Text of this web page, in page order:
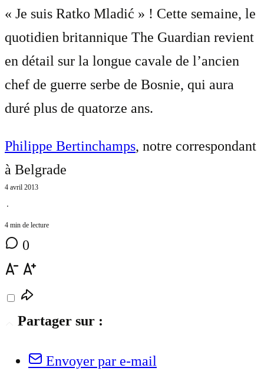
« Je suis Ratko Mladić » ! Cette semaine, le
quotidien britannique The Guardian revient
en détail sur la longue cavale de l’ancien
chef de guerre serbe de Bosnie, qui aura
duré plus de quatorze ans.
Philippe Bertinchamps, notre correspondant
à Belgrade
4 avril 2013
⋅
4 min de lecture
0
Partager sur :
Envoyer par e-mail